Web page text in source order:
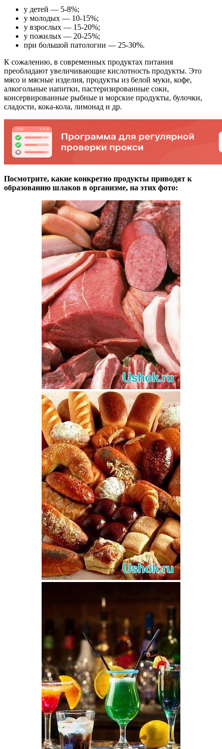
у детей — 5-8%;
у молодых — 10-15%;
у взрослых — 15-20%;
у пожилых — 20-25%;
при большой патологии — 25-30%.
К сожалению, в современных продуктах питания
преобладают увеличивающие кислотность продукты. Это
мясо и мясные изделия, продукты из белой муки, кофе,
алкогольные напитки, пастеризированные соки,
консервированные рыбные и морские продукты, булочки,
сладости, кока-кола, лимонад и др.
Посмотрите, какие конкретно продукты приводят к
образованию шлаков в организме, на этих фото: